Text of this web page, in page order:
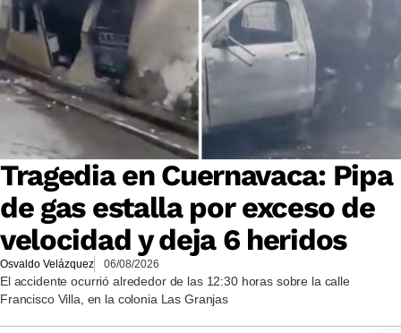
Tragedia en Cuernavaca: Pipa
de gas estalla por exceso de
velocidad y deja 6 heridos
Osvaldo Velázquez 06/08/2026
El accidente ocurrió alrededor de las 12:30 horas sobre la calle
Francisco Villa, en la colonia Las Granjas